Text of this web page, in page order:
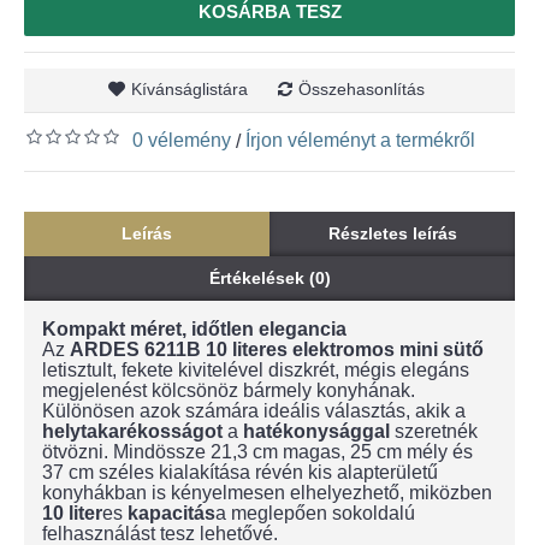
KOSÁRBA TESZ
Kívánságlistára Összehasonlítás
0 vélemény / Írjon véleményt a termékről
Leírás Részletes leírás
Értékelések (0)
Kompakt méret, időtlen elegancia
Az ARDES 6211B 10 literes elektromos mini sütő
letisztult, fekete kivitelével diszkrét, mégis elegáns
megjelenést kölcsönöz bármely konyhának.
Különösen azok számára ideális választás, akik a
helytakarékosságot a hatékonysággal szeretnék
ötvözni. Mindössze 21,3 cm magas, 25 cm mély és
37 cm széles kialakítása révén kis alapterületű
konyhákban is kényelmesen elhelyezhető, miközben
10 literes kapacitása meglepően sokoldalú
felhasználást tesz lehetővé.